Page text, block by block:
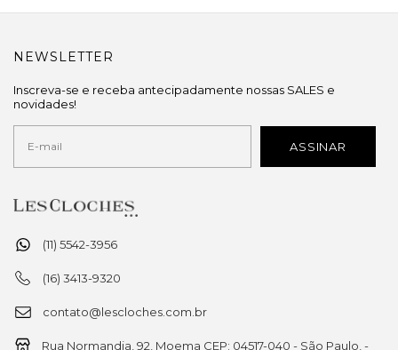
(11) 5542-3956
(16) 3413-9320
contato@lescloches.com.br
Rua Normandia, 92, Moema CEP: 04517-040 - São Paulo, -
NEWSLETTER
Inscreva-se e receba antecipadamente nossas SALES e
novidades!